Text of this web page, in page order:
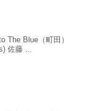
The Blue（町田）
佐藤 ...